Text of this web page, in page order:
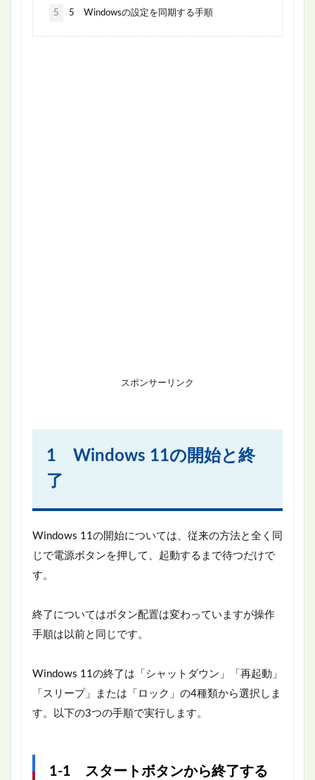
5 5 Windowsの設定を同期する手順
スポンサーリンク
1 Windows 11の開始と終
了
Windows 11の開始については、従来の方法と全く同
じで電源ボタンを押して、起動するまで待つだけで
す。
終了についてはボタン配置は変わっていますが操作
手順は以前と同じです。
Windows 11の終了は「シャットダウン」「再起動」
「スリープ」または「ロック」の4種類から選択しま
す。以下の3つの手順で実行します。
1-1 スタートボタンから終了する